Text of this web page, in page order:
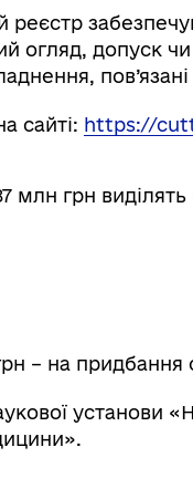
реєстр
огляд, допуск чи
сайті: https://
млн грн виділять
– на придбання
установи